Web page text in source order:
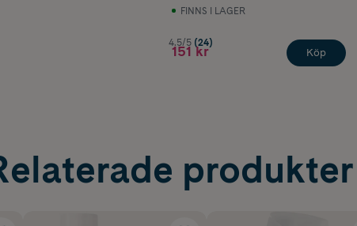
FINNS I LAGER
4.5/5 (24)
151 kr Köp
produkter